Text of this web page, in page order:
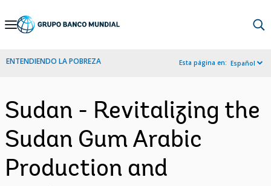
Skip
Navigation
ENTENDIENDO LA POBREZA Esta página en: Español
Sudan - Revitalizing the
Sudan Gum Arabic
Production and